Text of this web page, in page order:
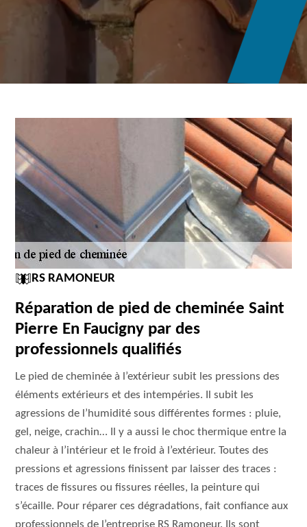
RS RAMONEUR
Réparation de pied de cheminée Saint
Pierre En Faucigny par des
professionnels qualifiés
Le pied de cheminée à l’extérieur subit les pressions des
éléments extérieurs et des intempéries. Il subit les
agressions de l’humidité sous différentes formes : pluie,
gel, neige, crachin… Il y a aussi le choc thermique entre la
chaleur à l’intérieur et le froid à l’extérieur. Toutes des
pressions et agressions finissent par laisser des traces :
traces de fissures ou fissures réelles, la peinture qui
s’écaille. Pour réparer ces dégradations, fait confiance aux
professionnels de l’entreprise RS Ramoneur. Ils sont